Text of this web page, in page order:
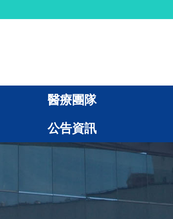
醫療團隊
公告資訊